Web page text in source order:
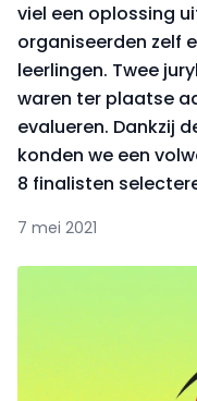
viel een oplossing
organiseerden zelf
leerlingen. Twee
waren ter plaatse
evalueren. Dankzij
konden we een
8 finalisten
7 mei 2021